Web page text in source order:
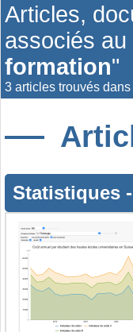
Articles,
associés au
formation"
3 articles trouvés
Statistiques -